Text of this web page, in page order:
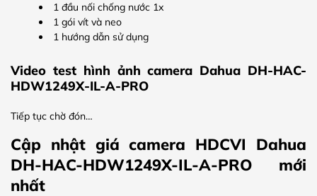
1 đầu nối chống nước 1x
1 gói vít và neo
1 hướng dẫn sử dụng
Video test hình ảnh camera Dahua DH-HAC-
HDW1249X-IL-A-PRO
Tiếp tục chờ đón…
Cập nhật giá camera HDCVI Dahua
DH-HAC-HDW1249X-IL-A-PRO mới
nhất